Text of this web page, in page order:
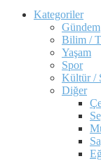
Kategoriler
Gündem
Bilim /
Yaşam
Spor
Kültür /
Diğer